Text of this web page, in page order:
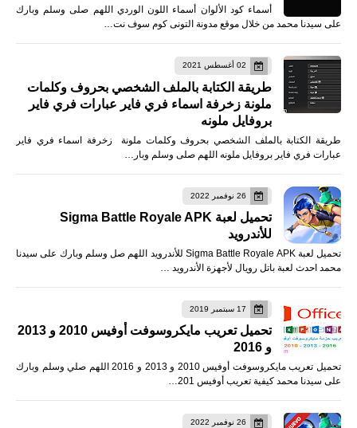
أسماء كود الألوان أسماء اللون الوردي اللهم صلى وسلم وبارك
على سيدنا محمد من خلال موقع مدونة التونى كوم سوف نت…
02 أغسطس 2021
طريقة الكتابة بالملف الشخصي بحروف وكلمات
ملونة زخرفة اسماء فري فاير عبارات فري فاير
بروفايل ملونه
طريقة الكتابة بالملف الشخصي بحروف وكلمات ملونة زخرفة اسماء فري فاير
عبارات فري فاير بروفايل ملونه اللهم صلى وسلم وبار…
26 نوفمبر 2022
تحميل لعبة Sigma Battle Royale APK
للأندرويد
تحميل لعبة Sigma Battle Royale APK للأندرويد اللهم صل وسلم وبارك على سيدنا
محمد احدث لعبة باتل رويال لأجهزة الأندرويد …
17 سبتمبر 2019
تحميل تعريب مايكروسوفت أوفيس 2010 و 2013
و 2016
تحميل تعريب مايكروسوفت أوفيس 2010 و 2013 و 2016 اللهم صلي وسلم وبارك
على سيدنا محمد كيفية تعريب أوفيس 201…
26 نوفمبر 2022